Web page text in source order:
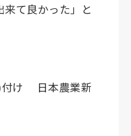
て良かった」と
付け 日本農業新